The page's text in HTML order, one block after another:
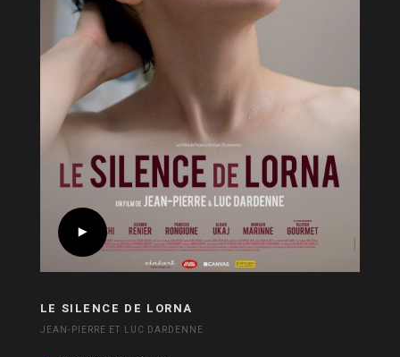
LE SILENCE DE LORNA
JEAN-PIERRE ET LUC DARDENNE